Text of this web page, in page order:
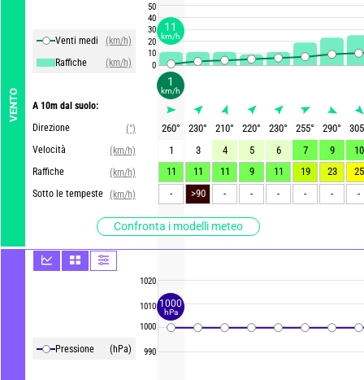
VENTO
Venti medi
(km/h)
Raffiche
(km/h)
A 10m dal suolo:
Direzione
(°)
Velocità
(km/h)
Raffiche
(km/h)
Sotto le tempeste (km/h)
Confronta i modelli meteo
Pressione (hPa)
50
40
30
20
10
0
1020
1010
1000
990
260° 230° 210° 220° 230° 255° 290°
305
1
3 4 5 6 7 9
10
11
11 11 9 11 19 23
25
-
>90 - - - - - -
1
km/h
11
km/h
1000
hPa